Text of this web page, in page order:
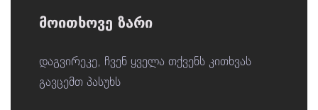
მოითხოვე ზარი
დაგვირეკე, ჩვენ ყველა თქვენს კითხვას
გავცემთ პასუხს